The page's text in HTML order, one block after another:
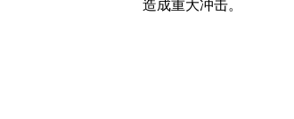
造成重大冲击。